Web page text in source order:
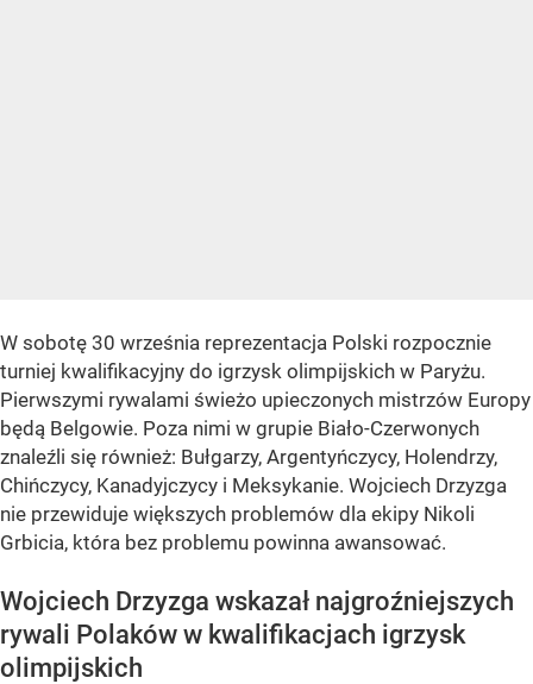
W sobotę 30 września reprezentacja Polski rozpocznie
turniej kwalifikacyjny do igrzysk olimpijskich w Paryżu.
Pierwszymi rywalami świeżo upieczonych mistrzów Europy
będą Belgowie. Poza nimi w grupie Biało-Czerwonych
znaleźli się również: Bułgarzy, Argentyńczycy, Holendrzy,
Chińczycy, Kanadyjczycy i Meksykanie. Wojciech Drzyzga
nie przewiduje większych problemów dla ekipy Nikoli
Grbicia, która bez problemu powinna awansować.
Wojciech Drzyzga wskazał najgroźniejszych
rywali Polaków w kwalifikacjach igrzysk
olimpijskich